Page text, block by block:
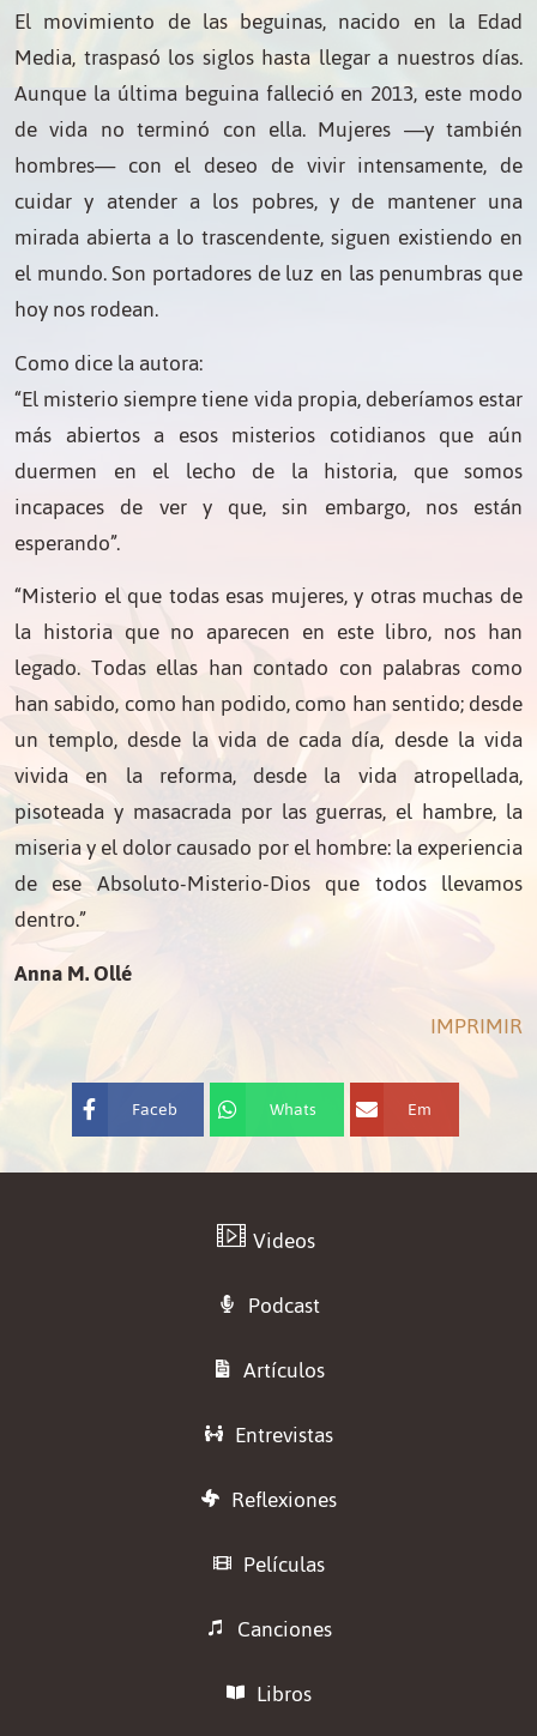
El movimiento de las beguinas, nacido en la Edad
Media, traspasó los siglos hasta llegar a nuestros días.
Aunque la última beguina falleció en 2013, este modo
de vida no terminó con ella. Mujeres —y también
hombres— con el deseo de vivir intensamente, de
cuidar y atender a los pobres, y de mantener una
mirada abierta a lo trascendente, siguen existiendo en
el mundo. Son portadores de luz en las penumbras que
hoy nos rodean.
Como dice la autora:
“El misterio siempre tiene vida propia, deberíamos estar
más abiertos a esos misterios cotidianos que aún
duermen en el lecho de la historia, que somos
incapaces de ver y que, sin embargo, nos están
esperando”.
“Misterio el que todas esas mujeres, y otras muchas de
la historia que no aparecen en este libro, nos han
legado. Todas ellas han contado con palabras como
han sabido, como han podido, como han sentido; desde
un templo, desde la vida de cada día, desde la vida
vivida en la reforma, desde la vida atropellada,
pisoteada y masacrada por las guerras, el hambre, la
miseria y el dolor causado por el hombre: la experiencia
de ese Absoluto-Misterio-Dios que todos llevamos
dentro.”
Anna M. Ollé
IMPRIMIR
Faceb
Whats
Em
Videos
Podcast
Artículos
Entrevistas
Reflexiones
Películas
Canciones
Libros